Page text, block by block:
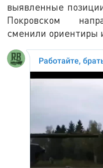
выявленные
Покровском
сменили ориентиры